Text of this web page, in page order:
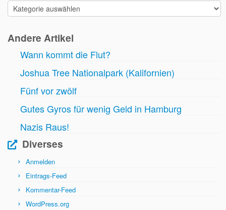
Themen
Andere Artikel
Wann kommt die Flut?
Joshua Tree Nationalpark (Kalifornien)
Fünf vor zwölf
Gutes Gyros für wenig Geld in Hamburg
Nazis Raus!
Diverses
Anmelden
Eintrags-Feed
Kommentar-Feed
WordPress.org